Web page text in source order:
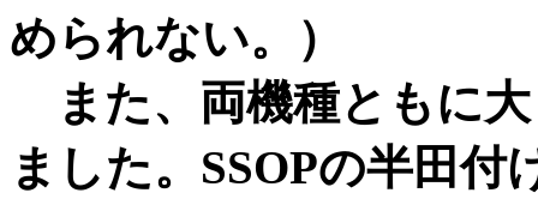
められない。）
また、両機種ともに
ました。SSOPの半田付